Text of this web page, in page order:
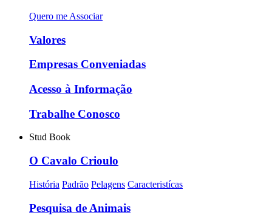
Quero me Associar
Valores
Empresas Conveniadas
Acesso à Informação
Trabalhe Conosco
Stud Book
O Cavalo Crioulo
História Padrão Pelagens Caracteristícas
Pesquisa de Animais